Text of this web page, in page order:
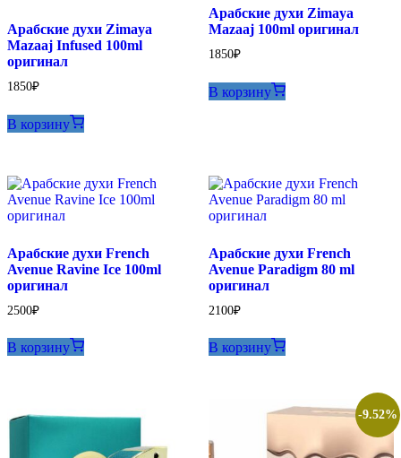
Арабские духи Zimaya
Mazaaj Infused 100ml
оригинал
1850₽
В корзину
Арабские духи Zimaya
Mazaaj 100ml оригинал
1850₽
В корзину
Арабские духи French
Avenue Ravine Ice 100ml
оригинал
2500₽
В корзину
Арабские духи French
Avenue Paradigm 80 ml
оригинал
2100₽
В корзину
-9.52%